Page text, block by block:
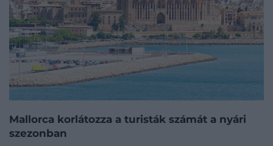
Mallorca korlátozza a turisták számát a nyári
szezonban